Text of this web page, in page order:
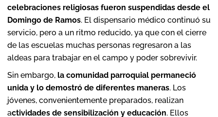
celebraciones religiosas fueron suspendidas desde el
Domingo de Ramos. El dispensario médico continuó su
servicio, pero a un ritmo reducido, ya que con el cierre
de las escuelas muchas personas regresaron a las
aldeas para trabajar en el campo y poder sobrevivir.
Sin embargo, la comunidad parroquial permaneció
unida y lo demostró de diferentes maneras. Los
jóvenes, convenientemente preparados, realizan
actividades de sensibilización y educación. Ellos